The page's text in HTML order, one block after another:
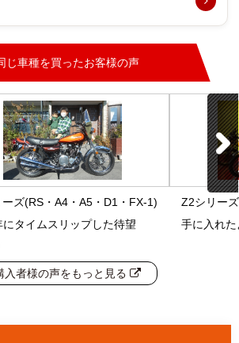
じ車種を買ったお客様の声
ズ(RS・A4・A5・D1・FX-1)
にタイムスリップした待望
Z2シリー
手に入れ
入者様の声をもっと見る